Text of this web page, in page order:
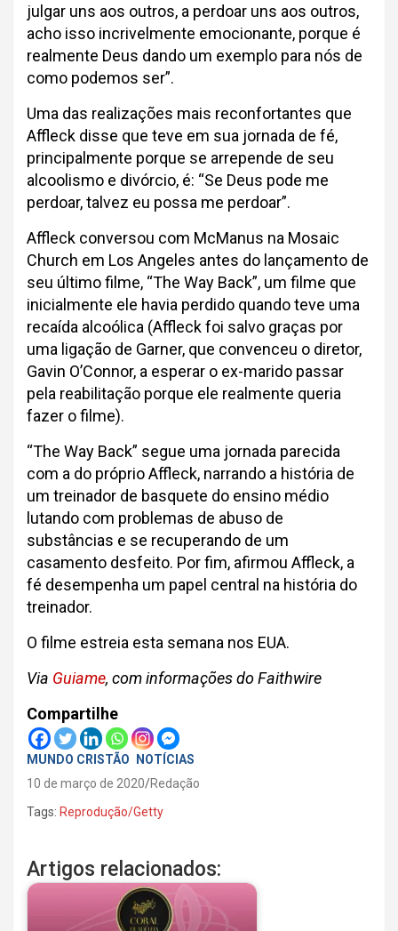
julgar uns aos outros, a perdoar uns aos outros,
acho isso incrivelmente emocionante, porque é
realmente Deus dando um exemplo para nós de
como podemos ser”.
Uma das realizações mais reconfortantes que
Affleck disse que teve em sua jornada de fé,
principalmente porque se arrepende de seu
alcoolismo e divórcio, é: “Se Deus pode me
perdoar, talvez eu possa me perdoar”.
Affleck conversou com McManus na Mosaic
Church em Los Angeles antes do lançamento de
seu último filme, “The Way Back”, um filme que
inicialmente ele havia perdido quando teve uma
recaída alcoólica (Affleck foi salvo graças por
uma ligação de Garner, que convenceu o diretor,
Gavin O’Connor, a esperar o ex-marido passar
pela reabilitação porque ele realmente queria
fazer o filme).
“The Way Back” segue uma jornada parecida
com a do próprio Affleck, narrando a história de
um treinador de basquete do ensino médio
lutando com problemas de abuso de
substâncias e se recuperando de um
casamento desfeito. Por fim, afirmou Affleck, a
fé desempenha um papel central na história do
treinador.
O filme estreia esta semana nos EUA.
Via Guiame, com informações do Faithwire
Compartilhe
MUNDO CRISTÃO
NOTÍCIAS
10 de março de 2020 Redação
Tags: Reprodução/Getty
Artigos relacionados: